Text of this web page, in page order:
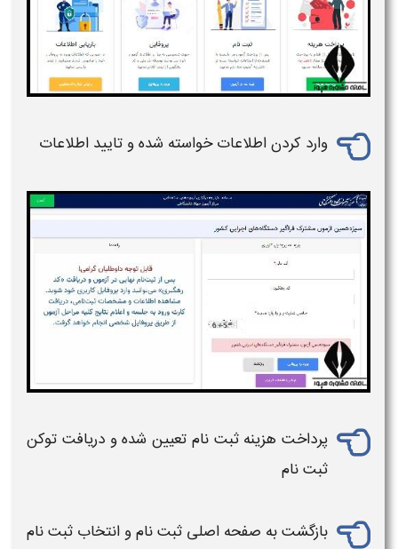
وارد کردن اطلاعات خواسته شده و تایید اطلاعات
پرداخت هزینه ثبت نام تعیین شده و دریافت توکن
ثبت نام
بازگشت به صفحه اصلی ثبت نامو انتخاب ثبت نام